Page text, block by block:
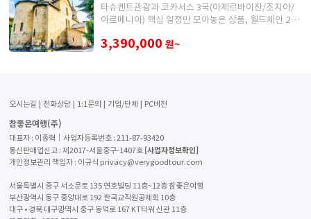
굴마을우플리스츠케 #인솔가이드동행
타슈켄트관광과 코카서스 3국(아제르바이잔/조지아/
아르메니아) 핵심 일정만 모아놓은 상품, 월드체인 2박
3,390,000 원~
오시는길 전화상담 1:1문의 기업/단체 PC버전
참좋은여행(주)
대표자 : 이종혁│사업자등록번호 : 211-87-93420
통신판매업신고 : 제2017-서울중구-1407호 [사업자정보확인]
개인정보관리 책임자 : 이규식 privacy@verygoodtour.com
서울특별시 중구 서소문로 135 연호빌딩 11층~12층 참좋은여행
부산광역시 동구 중앙대로 192 한국교직원공제회 10층
대구 • 경북 대구광역시 중구 동덕로 167 KT타워 신관 11층